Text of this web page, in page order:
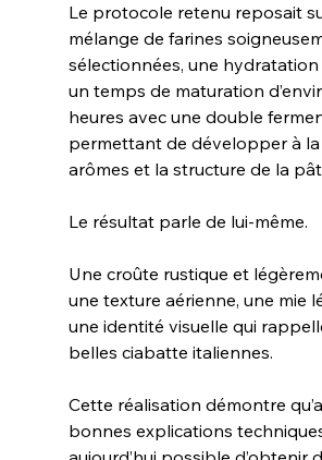
Le protocole retenu reposait
mélange de farines
sélectionnées, une hydratation
un temps de maturation
heures avec une double
permettant de développer à la
arômes et la structure de la
Le résultat parle de lui-même.
Une croûte rustique et
une texture aérienne, une mie
une identité visuelle qui
belles ciabatte italiennes.
Cette réalisation démontre
bonnes explications